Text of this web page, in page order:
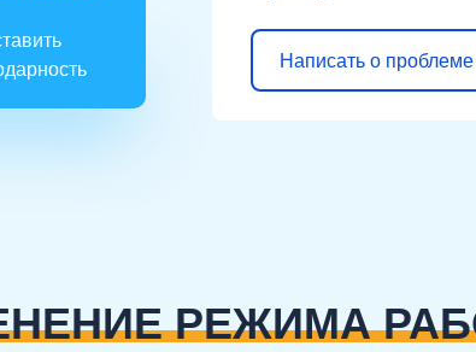
Написать о проблеме
РЕЖИМА